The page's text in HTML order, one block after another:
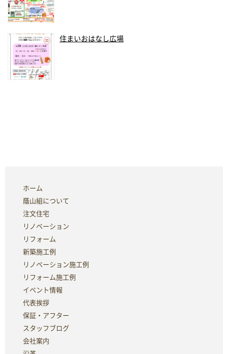
住まいおはなし広場
ホーム
蔭山組について
注文住宅
リノベーション
リフォーム
新築施工例
リノベーション施工例
リフォーム施工例
イベント情報
代表挨拶
保証・アフター
スタッフブログ
会社案内